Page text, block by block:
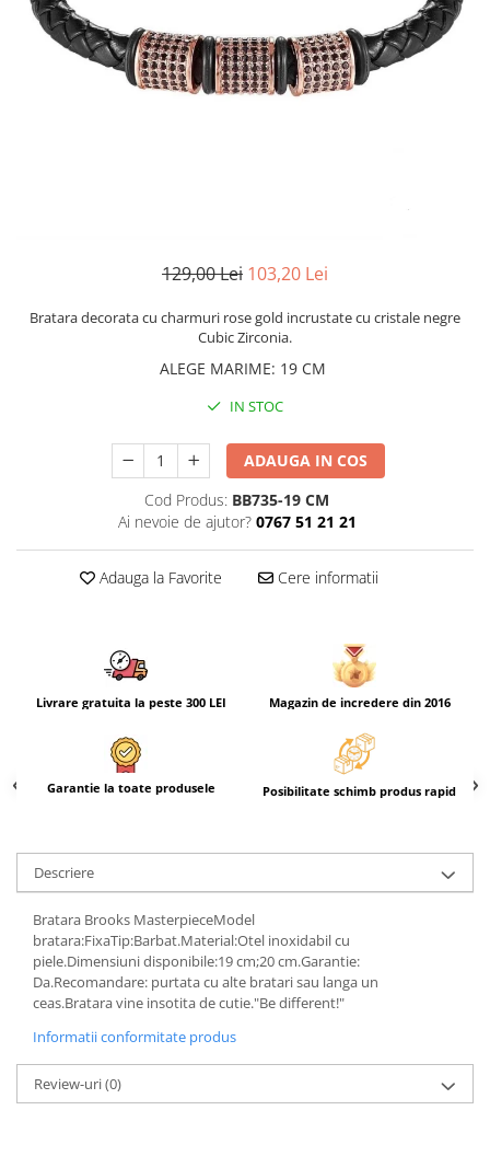
CERCEI
CEASURI DAMA
129,00 Lei 103,20 Lei
Bratara decorata cu charmuri rose gold incrustate cu cristale negre
Cubic Zirconia.
ALEGE MARIME: 19 CM
IN STOC
ADAUGA IN COS
Cod Produs: BB735-19 CM
Ai nevoie de ajutor? 0767 51 21 21
Adauga la Favorite Cere informatii
Livrare gratuita la peste 300 LEI Magazin de incredere din 2016
Garantie la toate produsele Posibilitate schimb produs rapid
Descriere
Bratara Brooks MasterpieceModel
bratara:FixaTip:Barbat.Material:Otel inoxidabil cu
piele.Dimensiuni disponibile:19 cm;20 cm.Garantie:
Da.Recomandare: purtata cu alte bratari sau langa un
ceas.Bratara vine insotita de cutie."Be different!"
Informatii conformitate produs
Review-uri(0)